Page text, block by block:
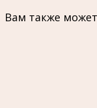
Вам также